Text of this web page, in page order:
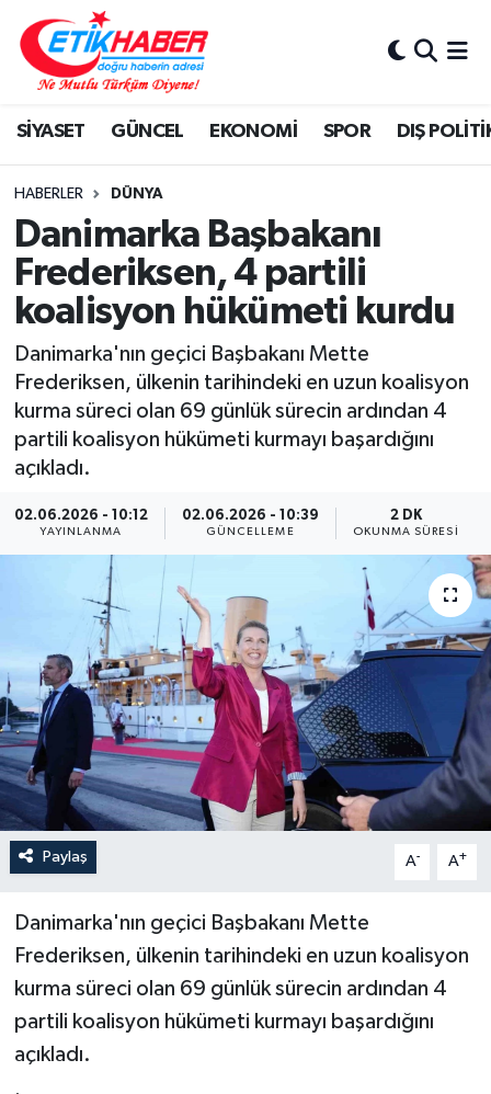
SİYASET GÜNCEL EKONOMİ SPOR DIŞ
HABERLER DÜNYA
Danimarka Başbakanı
Frederiksen, 4 partili
koalisyon hükümeti kurdu
Danimarka'nın geçici Başbakanı Mette
Frederiksen, ülkenin tarihindeki en uzun koalisyon
kurma süreci olan 69 günlük sürecin ardından 4
partili koalisyon hükümeti kurmayı başardığını
açıkladı.
02.06.2026 - 10:12
YAYINLANMA
02.06.2026 - 10:39
GÜNCELLEME
2 DK
OKUNMA SÜRESI
Paylaş A- A+
Danimarka'nın geçici Başbakanı Mette
Frederiksen, ülkenin tarihindeki en uzun koalisyon
kurma süreci olan 69 günlük sürecin ardından 4
partili koalisyon hükümeti kurmayı başardığını
açıkladı.
BİLİM-TEKNOLOJİ
DIŞ POLİTİKA
DÜNYA
EĞİTİM GENÇLİK
EKONOMİ
KÖŞE YAZILARI
KÜLTÜR-SANAT-MAGAZİN
MEDYA
ÖZEL HABER
RÖPORTAJLAR
SAĞLIK
SİYASET
GÜNCEL
SPOR
YAŞAM
Yerel
Nöbetçi Eczaneler
Hava Durumu
İstanbul Namaz Vakitleri
Trafik Durumu
Süper Lig Puan Durumu ve Fikstür
Tüm Manşetler
Son Dakika Haberleri
Haber Arşivi